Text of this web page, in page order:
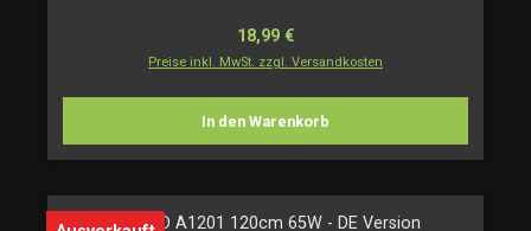
Regulärer Preis:
18,99 €
Preise inkl. MwSt. zzgl. Versandkosten
In den Warenkorb